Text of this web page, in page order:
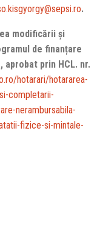
.
modificării și
de finanțare
prin HCL. nr.
hotarari/hotararea-
completarii-
nerambursabila-
fizice-si-mintale-